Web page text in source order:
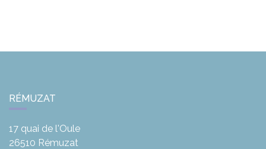
RÉMUZAT
17 quai de l'Oule
26510 Rémuzat